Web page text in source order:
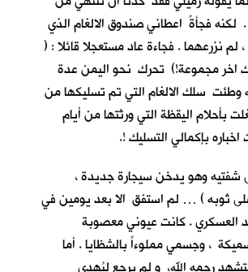
لكنه فجأةً اعطاني صندوق الالغام الذي
نزرعهما . فجاءة عاد مستعجلا قائلا : (
اخر مجموعة!) تحرك نحو اليمن عدة
وطئت سلك الالغام التي تم تسليكها من
بأحلام اليقظة التي ورثتها من أيام
بإكمالي التسليك !.
شفتيه وهو يدخن سيجارة جديدة ،
ثوبه ) … لم استفق الا بعد يومين في
العسكري . كانت عيوني معصوبة
، وجسمي مملوءاً بالشظايا . أما